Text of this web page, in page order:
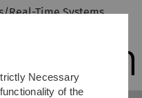
Skip
Skip
Skip
Skip
Real-Time Systems
Necessary
of the